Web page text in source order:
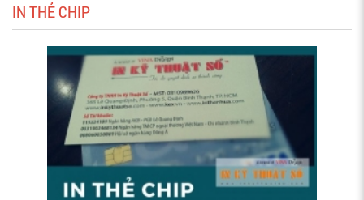
IN THẺ CHIP